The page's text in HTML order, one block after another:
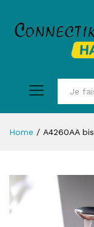
Home / A4260AA bis